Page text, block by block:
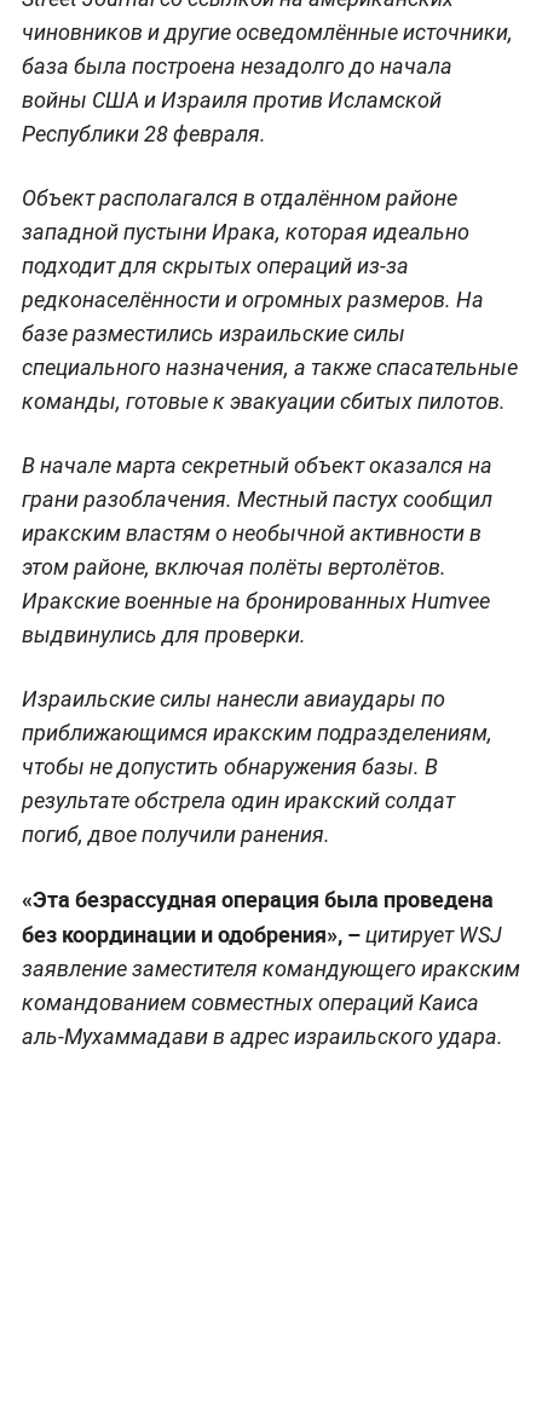
чиновников и другие осведомлённые источники,
база была построена незадолго до начала
войны США и Израиля против Исламской
Республики 28 февраля.
Объект располагался в отдалённом районе
западной пустыни Ирака, которая идеально
подходит для скрытых операций из-за
редконаселённости и огромных размеров. На
базе разместились израильские силы
специального назначения, а также спасательные
команды, готовые к эвакуации сбитых пилотов.
В начале марта секретный объект оказался на
грани разоблачения. Местный пастух сообщил
иракским властям о необычной активности в
этом районе, включая полёты вертолётов.
Иракские военные на бронированных Humvee
выдвинулись для проверки.
Израильские силы нанесли авиаудары по
приближающимся иракским подразделениям,
чтобы не допустить обнаружения базы. В
результате обстрела один иракский солдат
погиб, двое получили ранения.
«Эта безрассудная операция была проведена
без координации и одобрения», –цитирует WSJ
заявление заместителя командующего иракским
командованием совместных операций Каиса
аль-Мухаммадави в адрес израильского удара.